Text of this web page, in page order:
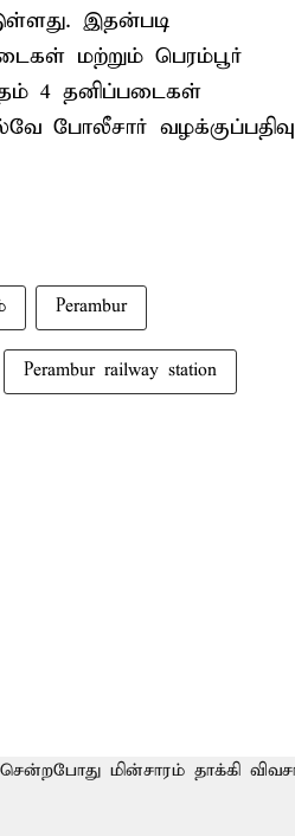
இதன்படி
மற்றும் பெரம்பூர்
4 தனிப்படைகள்
போலீசார் வழக்குப்பதிவு
Perambur
Perambur railway station